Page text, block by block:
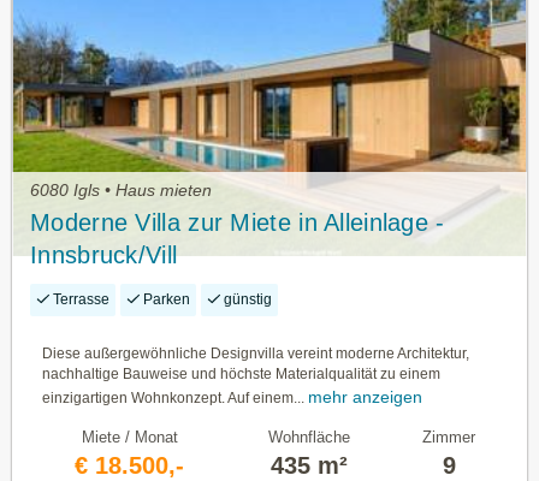
6080 Igls • Haus mieten
Moderne Villa zur Miete in Alleinlage -
Innsbruck/Vill
Terrasse Parken günstig
Diese außergewöhnliche Designvilla vereint moderne Architektur,
nachhaltige Bauweise und höchste Materialqualität zu einem
einzigartigen Wohnkonzept. Auf einem...
mehr anzeigen
Miete / Monat
€ 18.500,-
Wohnfläche
435 m²
Zimmer
9